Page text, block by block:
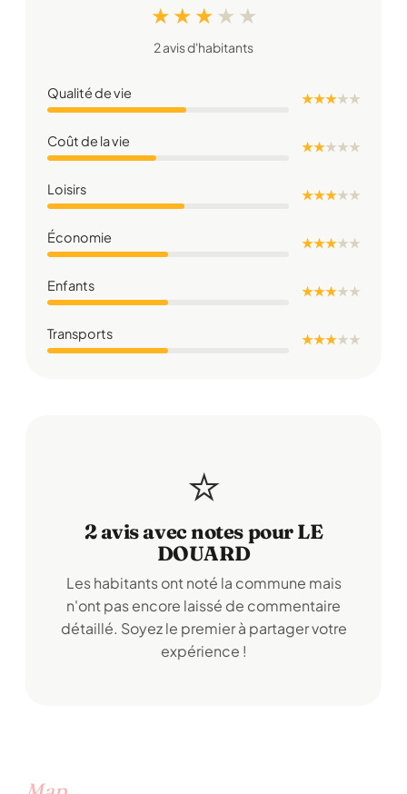
★ ★ ★ ★ ★
2 avis d'habitants
Qualité de vie ★ ★ ★★★
Coût de la vie ★ ★★★★
Loisirs ★ ★ ★★★
Économie ★ ★ ★★★
Enfants ★ ★ ★★★
Transports ★ ★ ★★★
⭐
2 avis avec notes pour LE
DOUARD
Les habitants ont noté la commune mais
n'ont pas encore laissé de commentaire
détaillé. Soyez le premier à partager votre
expérience !